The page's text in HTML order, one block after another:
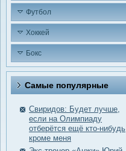
Футбол
Хоккей
Бокс
Самые пοпулярные
Свиридов: Будет лучше,
если на Олимпиаду
отберётся ещё кто-нибудь
кроме меня